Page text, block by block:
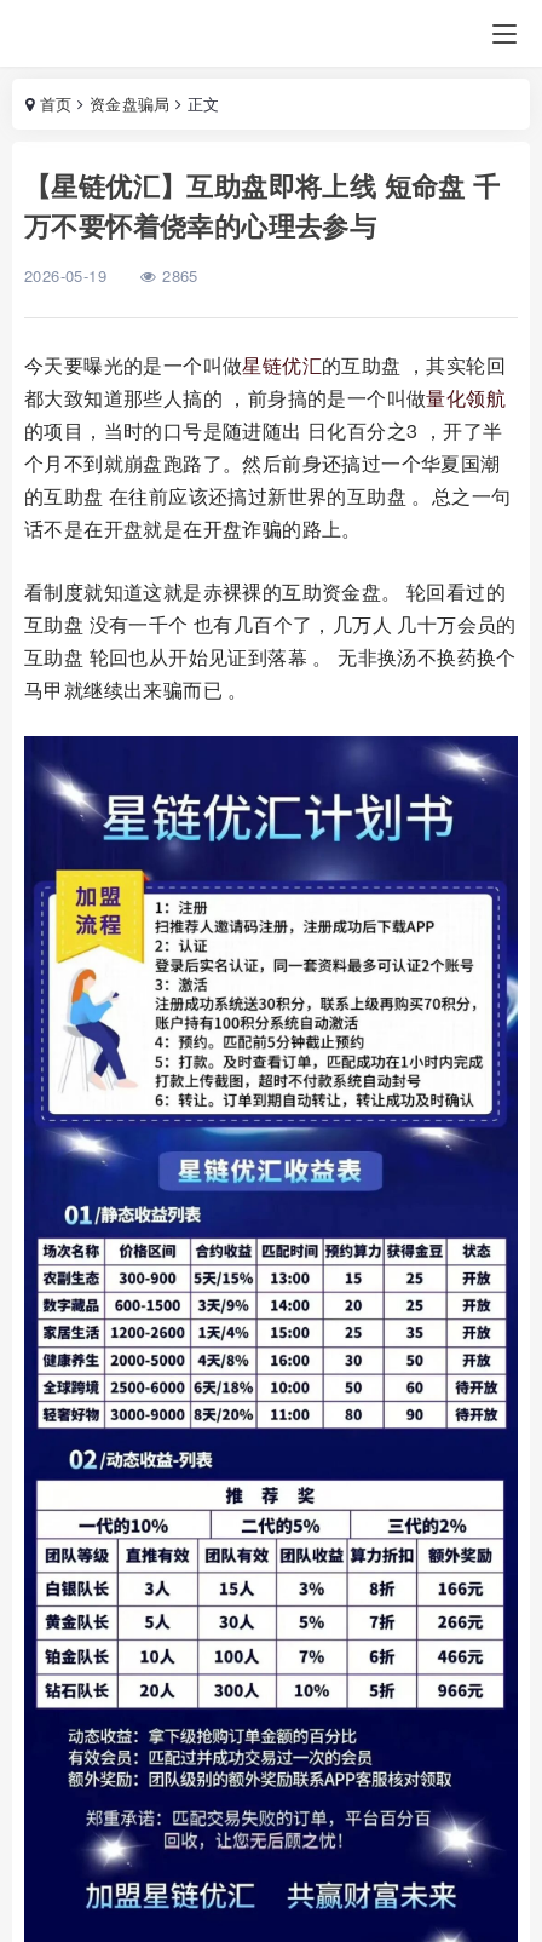
首页 资金盘骗局 正文
【星链优汇】互助盘即将上线 短命盘 千
万不要怀着侥幸的心理去参与
2026-05-19 2865
今天要曝光的是一个叫做星链优汇的互助盘 ，其实轮回
都大致知道那些人搞的 ，前身搞的是一个叫做量化领航
的项目，当时的口号是随进随出 日化百分之3 ，开了半
个月不到就崩盘跑路了。然后前身还搞过一个华夏国潮
的互助盘 在往前应该还搞过新世界的互助盘 。总之一句
话不是在开盘就是在开盘诈骗的路上。
看制度就知道这就是赤裸裸的互助资金盘。 轮回看过的
互助盘 没有一千个 也有几百个了，几万人 几十万会员的
互助盘 轮回也从开始见证到落幕 。 无非换汤不换药换个
马甲就继续出来骗而已 。